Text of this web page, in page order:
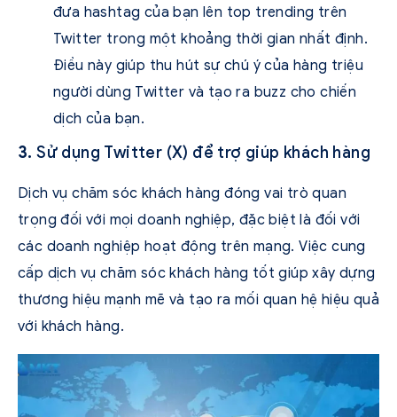
đưa hashtag của bạn lên top trending trên
Twitter trong một khoảng thời gian nhất định.
Điều này giúp thu hút sự chú ý của hàng triệu
người dùng Twitter và tạo ra buzz cho chiến
dịch của bạn.
3.Sử dụng Twitter (X) để trợ giúp khách hàng
Dịch vụ chăm sóc khách hàng đóng vai trò quan
trọng đối với mọi doanh nghiệp, đặc biệt là đối với
các doanh nghiệp hoạt động trên mạng. Việc cung
cấp dịch vụ chăm sóc khách hàng tốt giúp xây dựng
thương hiệu mạnh mẽ và tạo ra mối quan hệ hiệu quả
với khách hàng.